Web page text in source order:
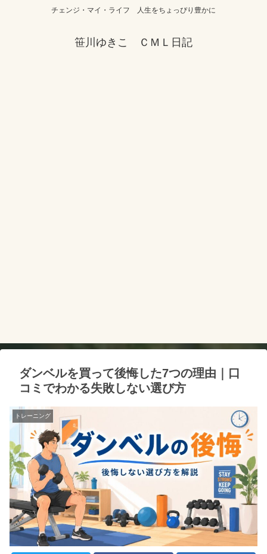
チェンジ・マイ・ライフ 人生をちょっぴり豊かに
笹川ゆきこ ＣＭＬ日記
ダンベルを買って後悔した7つの理由｜口
コミでわかる失敗しない選び方
トレーニング